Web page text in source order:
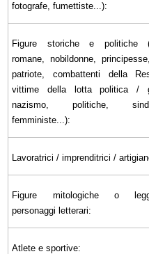
fotografe, fumettiste...):
Figure storiche e politiche
romane, nobildonne,
patriote, combattenti della
vittime della lotta politica /
nazismo, politiche,
femministe...):
Lavoratrici / imprenditrici /
Figure mitologiche o
personaggi letterari:
Atlete e sportive: